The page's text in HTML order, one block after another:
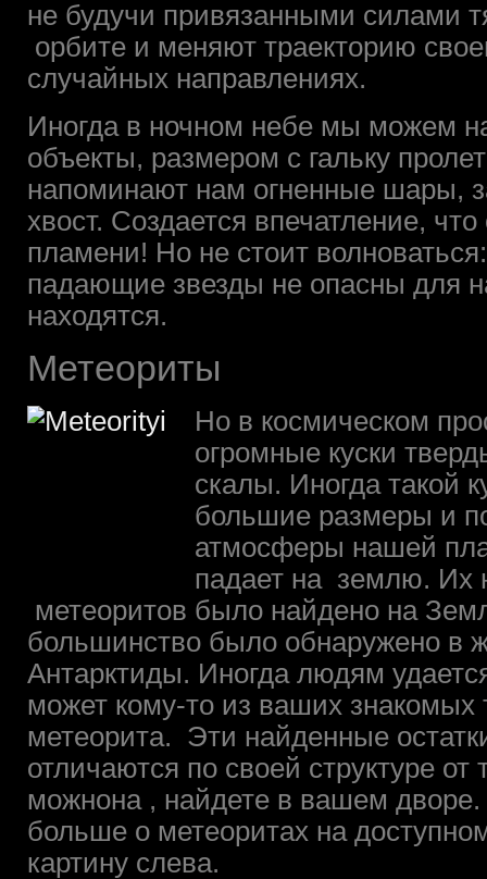
не будучи привязанными силами
орбите и меняют траекторию
случайных направлениях.
Иногда в ночном небе мы можем
объекты, размером с гальку
напоминают нам огненные шары,
хвост. Создается впечатление,
пламени! Но не стоит
падающие звезды не опасны для
находятся.
Метеориты
Но в космическом
огромные куски
скалы. Иногда такой
большие размеры и
атмосферы нашей
падает на землю. Их
метеоритов было найдено на
большинство было обнаружено в
Антарктиды. Иногда людям
может кому-то из ваших знакомых
метеорита. Эти найденные
отличаются по своей структуре
можнона , найдете в вашем дворе.
больше о метеоритах на
картину слева.